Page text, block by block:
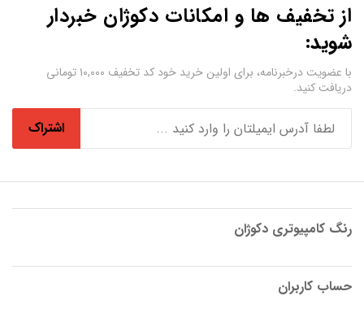
از تخفیف ها و امکانات دکوژان خبردار
شوید:
با عضویت درخبرنامه، برای اولین خرید خود کد تخفیف ۱۰,۰۰۰ تومانی
دریافت کنید.
اشتراک
رنگ کامپیوتری دکوژان
حساب کاربران